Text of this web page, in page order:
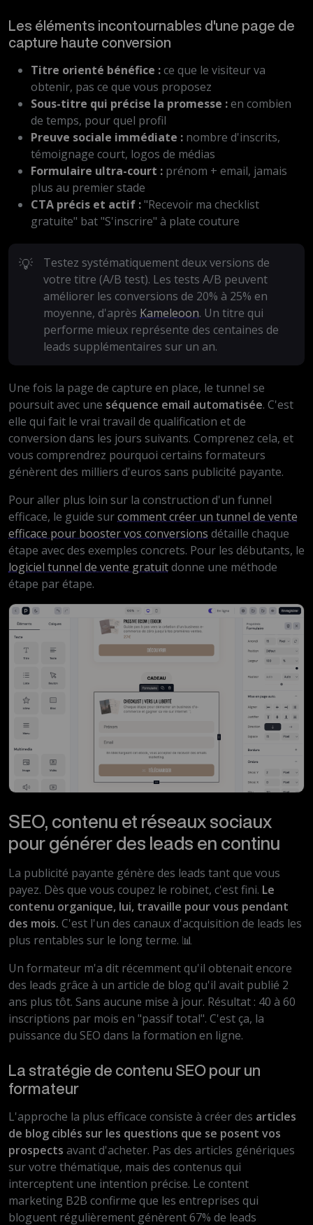
Les éléments incontournables d'une page de
capture haute conversion
Titre orienté bénéfice :ce que le visiteur va
obtenir, pas ce que vous proposez
Sous-titre qui précise la promesse :en combien
de temps, pour quel profil
Preuve sociale immédiate : nombre d'inscrits,
témoignage court, logos de médias
Formulaire ultra-court : prénom + email, jamais
plus au premier stade
CTA précis et actif :"Recevoir ma checklist
gratuite" bat "S'inscrire" à plate couture
💡
Testez systématiquement deux versions de
votre titre (A/B test). Les tests A/B peuvent
améliorer les conversions de 20% à 25% en
moyenne, d'après Kameleoon. Un titre qui
performe mieux représente des centaines de
leads supplémentaires sur un an.
Une fois la page de capture en place, le tunnel se
poursuit avec une séquence email automatisée. C'est
elle qui fait le vrai travail de qualification et de
conversion dans les jours suivants. Comprenez cela, et
vous comprendrez pourquoi certains formateurs
génèrent des milliers d'euros sans publicité payante.
Pour aller plus loin sur la construction d'un funnel
efficace, le guide surcomment créer un tunnel de vente
efficace pour booster vos conversions détaille chaque
étape avec des exemples concrets. Pour les débutants, le
logiciel tunnel de vente gratuitdonne une méthode
étape par étape.
SEO, contenu et réseaux sociaux
pour générer des leads en continu
La publicité payante génère des leads tant que vous
payez. Dès que vous coupez le robinet, c'est fini. Le
contenu organique, lui, travaille pour vous pendant
des mois. C'est l'un des canaux d'acquisition de leads les
plus rentables sur le long terme. 📊
Un formateur m'a dit récemment qu'il obtenait encore
des leads grâce à un article de blog qu'il avait publié 2
ans plus tôt. Sans aucune mise à jour. Résultat : 40 à 60
inscriptions par mois en "passif total". C'est ça, la
puissance du SEO dans la formation en ligne.
La stratégie de contenu SEO pour un
formateur
L'approche la plus efficace consiste à créer des articles
de blog ciblés sur les questions que se posent vos
prospects avant d'acheter. Pas des articles génériques
sur votre thématique, mais des contenus qui
interceptent une intention précise. Le content
marketing B2B confirme que les entreprises qui
bloguent régulièrement génèrent 67% de leads